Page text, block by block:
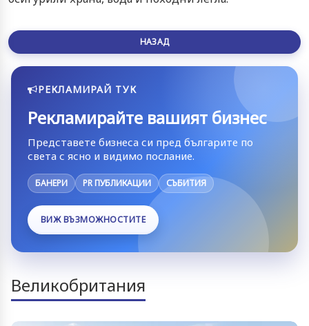
НАЗАД
РЕКЛАМИРАЙ ТУК
Рекламирайте вашият бизнес
Представете бизнеса си пред българите по
света с ясно и видимо послание.
БАНЕРИ PR ПУБЛИКАЦИИ СЪБИТИЯ
ВИЖ ВЪЗМОЖНОСТИТЕ
Великобритания